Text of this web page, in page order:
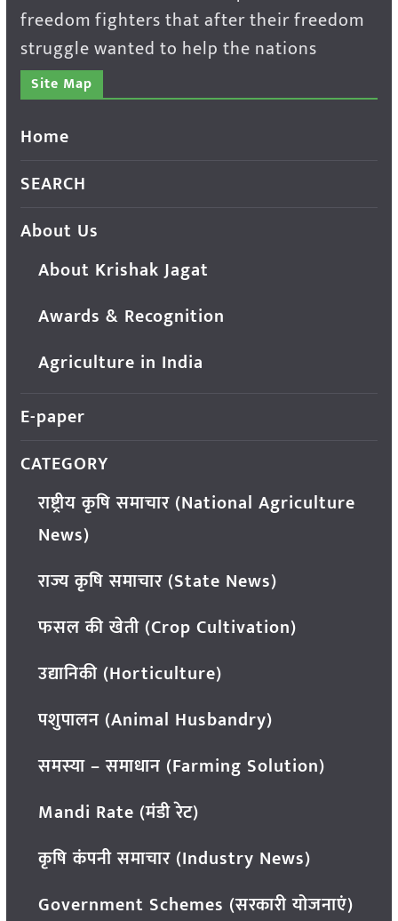
freedom fighters that after their freedom
struggle wanted to help the nations
Site Map
Home
SEARCH
About Us
About Krishak Jagat
Awards & Recognition
Agriculture in India
E-paper
CATEGORY
राष्ट्रीय कृषि समाचार (National Agriculture
News)
राज्य कृषि समाचार (State News)
फसल की खेती (Crop Cultivation)
उद्यानिकी (Horticulture)
पशुपालन (Animal Husbandry)
समस्या – समाधान (Farming Solution)
Mandi Rate (मंडी रेट)
कृषि कंपनी समाचार (Industry News)
Government Schemes (सरकारी योजनाएं)